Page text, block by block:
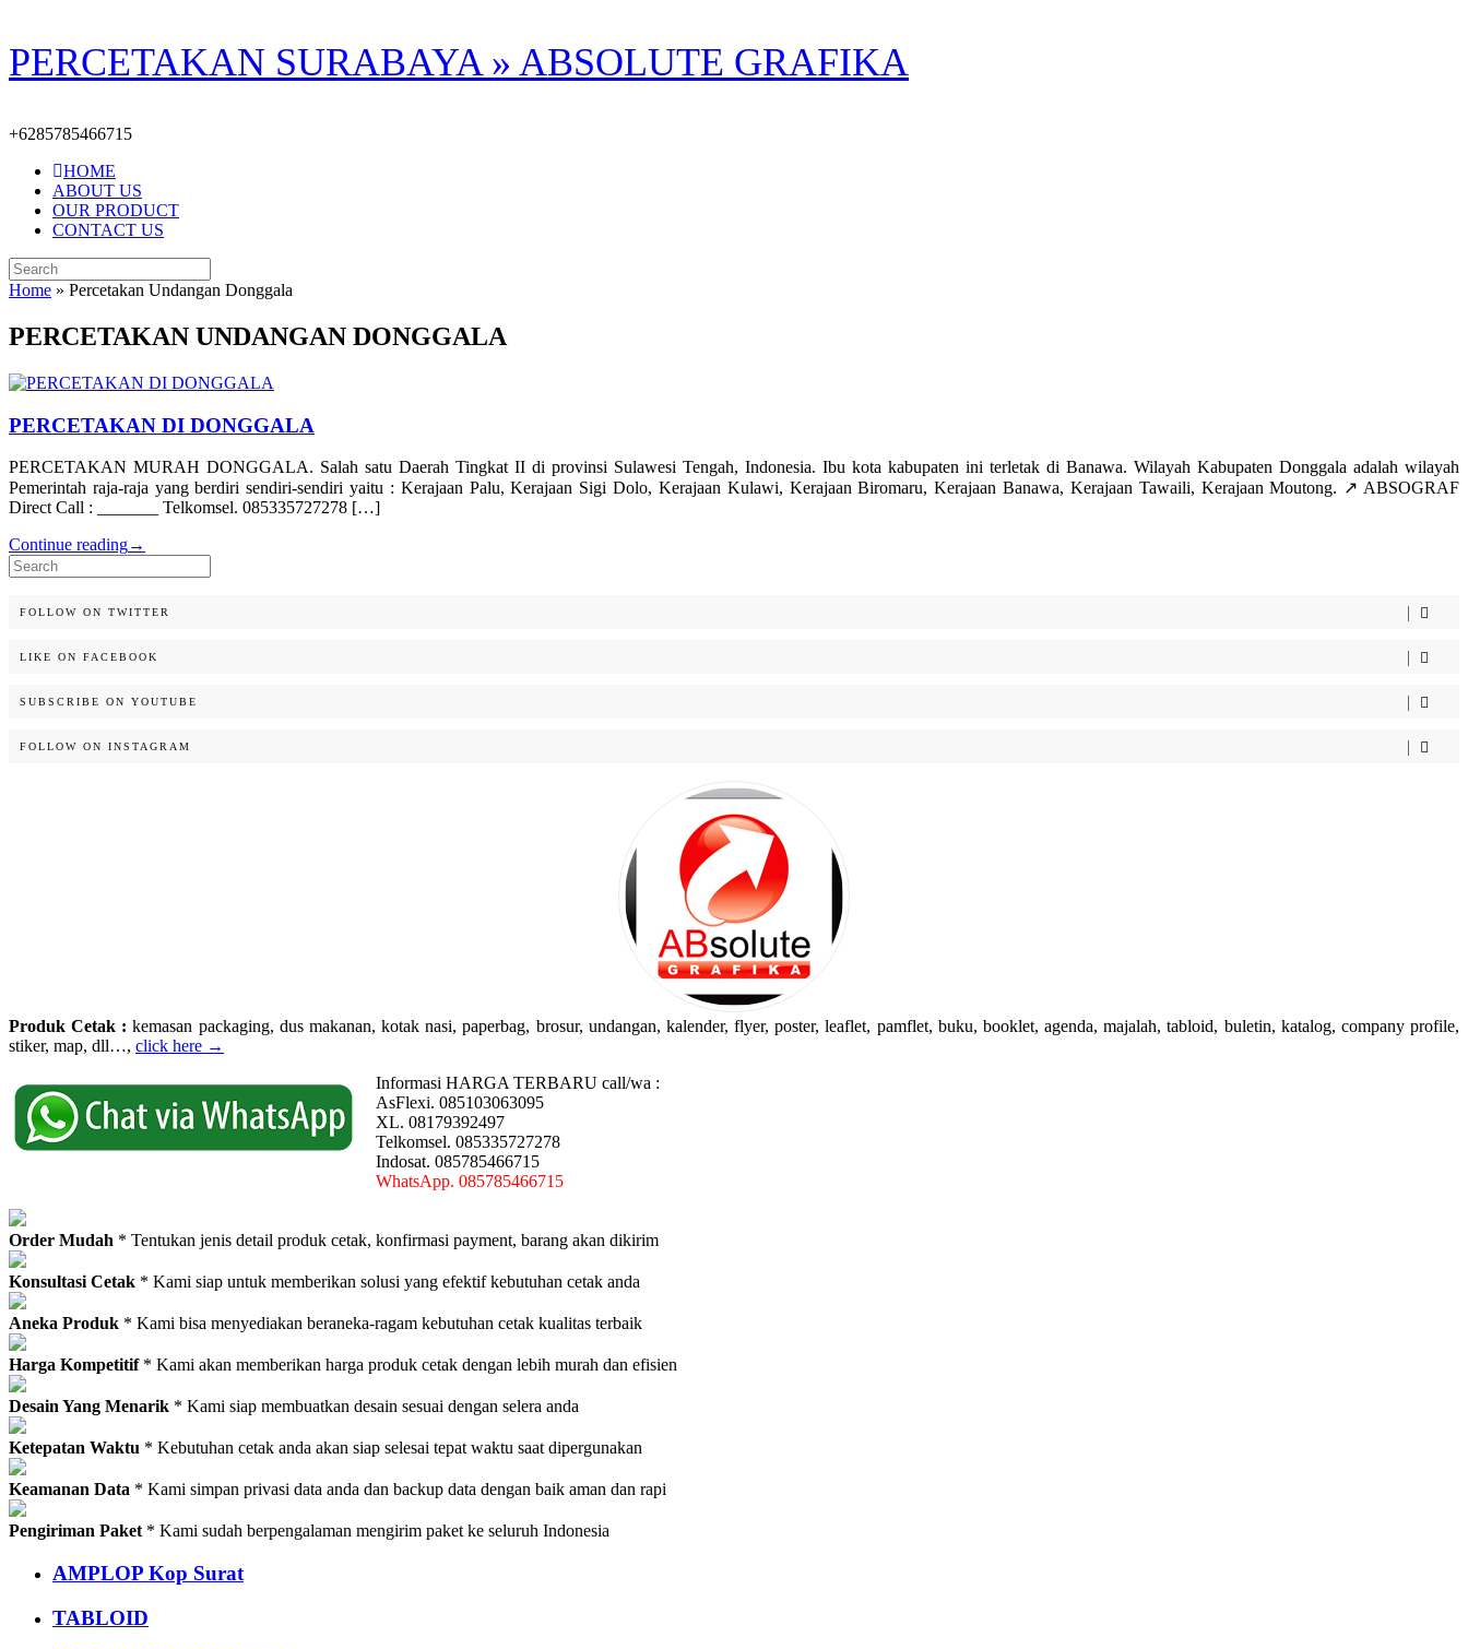
Skip
to
content
PERCETAKAN SURABAYA » ABSOLUTE GRAFIKA
+6285785466715
HOME
ABOUT US
OUR PRODUCT
CONTACT US
Search
for:
Home » Percetakan Undangan Donggala
PERCETAKAN UNDANGAN DONGGALA
PERCETAKAN DI DONGGALA
PERCETAKAN MURAH DONGGALA. Salah satu Daerah Tingkat II di provinsi Sulawesi Tengah, Indonesia. Ibu kota kabupaten ini terletak di Banawa. Wilayah Kabupaten Donggala adalah wilayah
Pemerintah raja-raja yang berdiri sendiri-sendiri yaitu : Kerajaan Palu, Kerajaan Sigi Dolo, Kerajaan Kulawi, Kerajaan Biromaru, Kerajaan Banawa, Kerajaan Tawaili, Kerajaan Moutong. ↗️ ABSOGRAF
Direct Call : _______ Telkomsel. 085335727278 […]
Continue reading→
Search
for:
FOLLOW ON TWITTER
LIKE ON FACEBOOK
SUBSCRIBE ON YOUTUBE
FOLLOW ON INSTAGRAM
Produk Cetak : kemasan packaging, dus makanan, kotak nasi, paperbag, brosur, undangan, kalender, flyer, poster, leaflet, pamflet, buku, booklet, agenda, majalah, tabloid, buletin, katalog, company profile,
stiker, map, dll…, click here →
Informasi HARGA TERBARU call/wa :
AsFlexi. 085103063095
XL. 08179392497
Telkomsel. 085335727278
Indosat. 085785466715
WhatsApp. 085785466715
Order Mudah * Tentukan jenis detail produk cetak, konfirmasi payment, barang akan dikirim
Konsultasi Cetak * Kami siap untuk memberikan solusi yang efektif kebutuhan cetak anda
Aneka Produk * Kami bisa menyediakan beraneka-ragam kebutuhan cetak kualitas terbaik
Harga Kompetitif* Kami akan memberikan harga produk cetak dengan lebih murah dan efisien
Desain Yang Menarik * Kami siap membuatkan desain sesuai dengan selera anda
Ketepatan Waktu * Kebutuhan cetak anda akan siap selesai tepat waktu saat dipergunakan
Keamanan Data * Kami simpan privasi data anda dan backup data dengan baik aman dan rapi
Pengiriman Paket * Kami sudah berpengalaman mengirim paket ke seluruh Indonesia
AMPLOP Kop Surat
TABLOID